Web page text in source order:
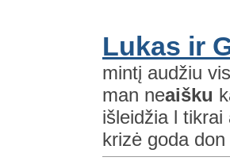
Lukas ir
mintį audžiu
man neaišku
išleidžia l
krizė goda